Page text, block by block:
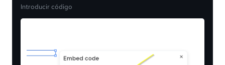
Introducir código